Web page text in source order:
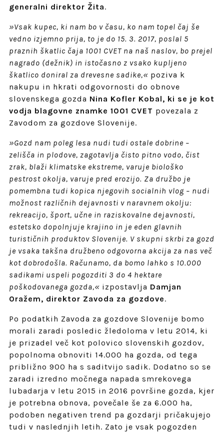
generalni direktor Žita.
»Vsak kupec, ki nam bo v času, ko nam topel čaj še
vedno izjemno prija, to je do 15. 3. 2017, poslal 5
praznih škatlic čaja 1001 CVET na naš naslov, bo prejel
nagrado (dežnik) in istočasno z vsako kupljeno
škatlico doniral za drevesne sadike,«poziva k
nakupu in hkrati odgovornosti do obnove
slovenskega gozda Nina Kofler Kobal, ki se je kot
vodja blagovne znamke 1001 CVET povezala z
Zavodom za gozdove Slovenije.
»Gozd nam poleg lesa nudi tudi ostale dobrine –
zelišča in plodove, zagotavlja čisto pitno vodo, čist
zrak, blaži klimatske ekstreme, varuje biološko
pestrost okolja, varuje pred erozijo. Za družbo je
pomembna tudi kopica njegovih socialnih vlog – nudi
možnost različnih dejavnosti v naravnem okolju:
rekreacijo, šport, učne in raziskovalne dejavnosti,
estetsko dopolnjuje krajino in je eden glavnih
turističnih produktov Slovenije. V skupni skrbi za gozd
je vsaka takšna družbeno odgovorna akcija za nas več
kot dobrodošla. Računamo, da bomo lahko s 10.000
sadikami uspeli pogozditi 3 do 4 hektare
poškodovanega gozda,«izpostavlja Damjan
Oražem, direktor Zavoda za gozdove.
Po podatkih Zavoda za gozdove Slovenije bomo
morali zaradi posledic žledoloma v letu 2014, ki
je prizadel več kot polovico slovenskih gozdov,
popolnoma obnoviti 14.000 ha gozda, od tega
približno 900 ha s saditvijo sadik. Dodatno so se
zaradi izredno močnega napada smrekovega
lubadarja v letu 2015 in 2016 površine gozda, kjer
je potrebna obnova, povečale še za 6.000 ha,
podoben negativen trend pa gozdarji pričakujejo
tudi v naslednjih letih. Zato je vsak pogozden